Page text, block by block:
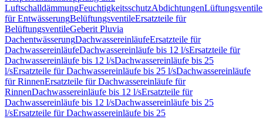
LuftschalldämmungFeuchtigkeitsschutzAbdichtungenLüftungsventile
für EntwässerungBelüftungsventileErsatzteile für
BelüftungsventileGeberit Pluvia
DachentwässerungDachwassereinläufeErsatzteile für
DachwassereinläufeDachwassereinläufe bis 12 l/sErsatzteile für
Dachwassereinläufe bis 12 l/sDachwassereinläufe bis 25
l/sErsatzteile für Dachwassereinläufe bis 25 l/sDachwassereinläufe
für RinnenErsatzteile für Dachwassereinläufe für
RinnenDachwassereinläufe bis 12 l/sErsatzteile für
Dachwassereinläufe bis 12 l/sDachwassereinläufe bis 25
l/sErsatzteile für Dachwassereinläufe bis 25